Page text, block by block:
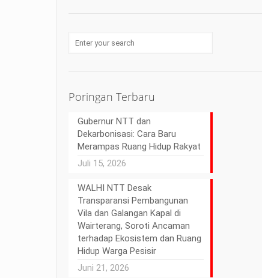
Poringan Terbaru
Gubernur NTT dan
Dekarbonisasi: Cara Baru
Merampas Ruang Hidup Rakyat
Juli 15, 2026
WALHI NTT Desak
Transparansi Pembangunan
Vila dan Galangan Kapal di
Wairterang, Soroti Ancaman
terhadap Ekosistem dan Ruang
Hidup Warga Pesisir
Juni 21, 2026